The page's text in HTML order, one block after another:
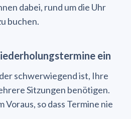
dabei, rund um die Uhr
buchen.
ein
schwerwiegend ist, Ihre
Sitzungen benötigen.
Voraus, so dass Termine nie